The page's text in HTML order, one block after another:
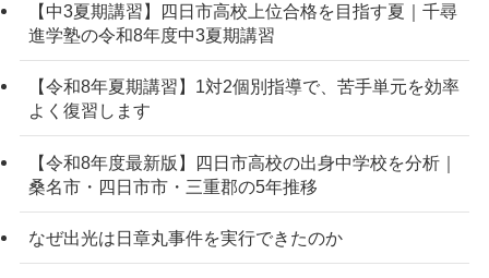
【中3夏期講習】四日市高校上位合格を目指す夏｜千尋
進学塾の令和8年度中3夏期講習
【令和8年夏期講習】1対2個別指導で、苦手単元を効率
よく復習します
【令和8年度最新版】四日市高校の出身中学校を分析｜
桑名市・四日市市・三重郡の5年推移
なぜ出光は日章丸事件を実行できたのか